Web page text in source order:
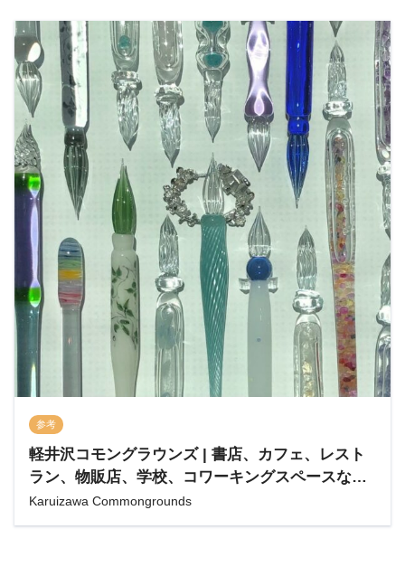
参考
軽井沢コモングラウンズ | 書店、カフェ、レスト
ラン、物販店、学校、コワーキングスペースなど
が森の中に集う地域コミュニティー
Karuizawa Commongrounds